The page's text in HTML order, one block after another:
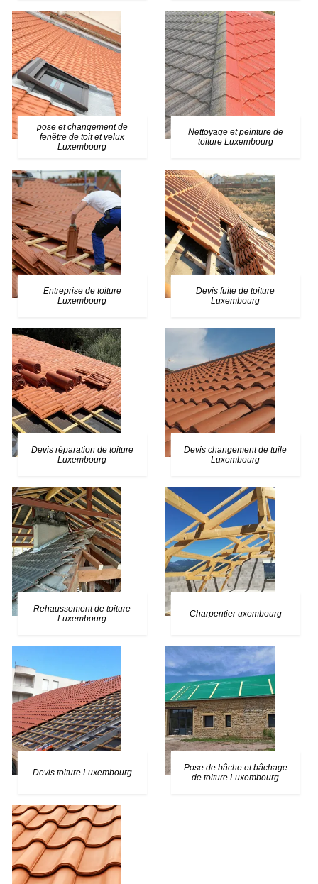
pose et changement de
fenêtre de toit et velux
Luxembourg
Nettoyage et peinture de
toiture Luxembourg
Entreprise de toiture
Luxembourg
Devis fuite de toiture
Luxembourg
Devis réparation de toiture
Luxembourg
Devis changement de tuile
Luxembourg
Rehaussement de toiture
Luxembourg
Charpentier uxembourg
Devis toiture Luxembourg
Pose de bâche et bâchage
de toiture Luxembourg